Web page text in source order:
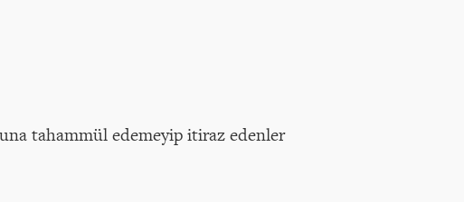
tahammül edemeyip itiraz edenler